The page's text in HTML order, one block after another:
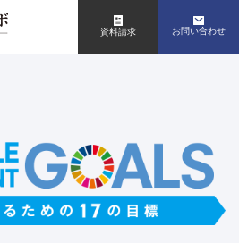
資料請求 お問い合わせ